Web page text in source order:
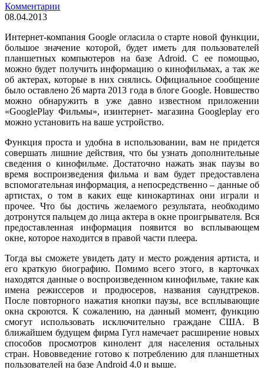
Комментарии
08.04.2013
Интернет-компания Google огласила о старте новой функции,
большое значение которой, будет иметь для пользователей
планшетных компьютеров на базе Adroid. С ее помощью,
можно будет получить информацию о кинофильмах, а так же
об актерах, которые в них снялись. Официальное сообщение
было оставлено 26 марта 2013 года в блоге Google. Новшество
можно обнаружить в уже давно известном приложении
«GooglePlay Фильмы», изинтернет- магазина Googleplay его
можно установить на ваше устройство.
Функция проста и удобна в использовании, вам не придется
совершать лишние действия, что бы узнать дополнительные
сведения о кинофильме. Достаточно нажать знак паузы во
время воспроизведения фильма и вам будет предоставлена
вспомогательная информация, а непосредственно – данные об
артистах, о том в каких еще кинокартинах они играли и
прочее. Что бы достичь желаемого результата, необходимо
дотронутся пальцем до лица актера в окне проигрывателя. Вся
предоставленная информация появится во всплывающем
окне, которое находится в правой части плеера.
Тогда вы сможете увидеть дату и место рождения артиста, и
его краткую биографию. Помимо всего этого, в карточках
находятся данные о воспроизведенном кинофильме, такие как
имена режиссеров и продюсеров, названия саундтреков.
После повторного нажатия кнопки паузы, все всплывающие
окна скроются. К сожалению, на данный момент, функцию
смогут использовать исключительно граждане США. В
ближайшем будущем фирма Гугл намечает расширение новых
способов просмотров кинолент для населения остальных
стран. Нововведение готово к потреблению для планшетных
пользователей на базе Android 4.0 и выше.